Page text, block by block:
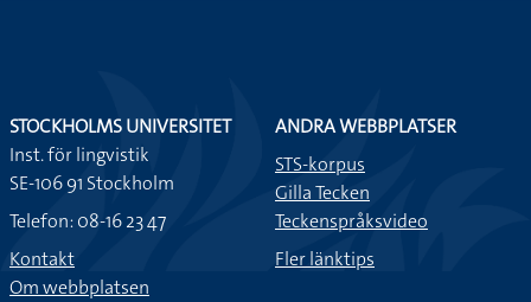
Det finns en cykel som heter Scott, den väger bara 7,7 kg.
Cykeln är väldigt dyr, den kostar 66.000 kr.
Världens längsta man var mycket lång. Han blev 2,72.
STOCKHOLMS UNIVERSITET
Inst. för lingvistik
SE-106 91 Stockholm
Telefon: 08-16 23 47
Kontakt
Om webbplatsen
ANDRA WEBBPLATSER
STS-korpus
Gilla Tecken
Teckenspråksvideo
Fler länktips